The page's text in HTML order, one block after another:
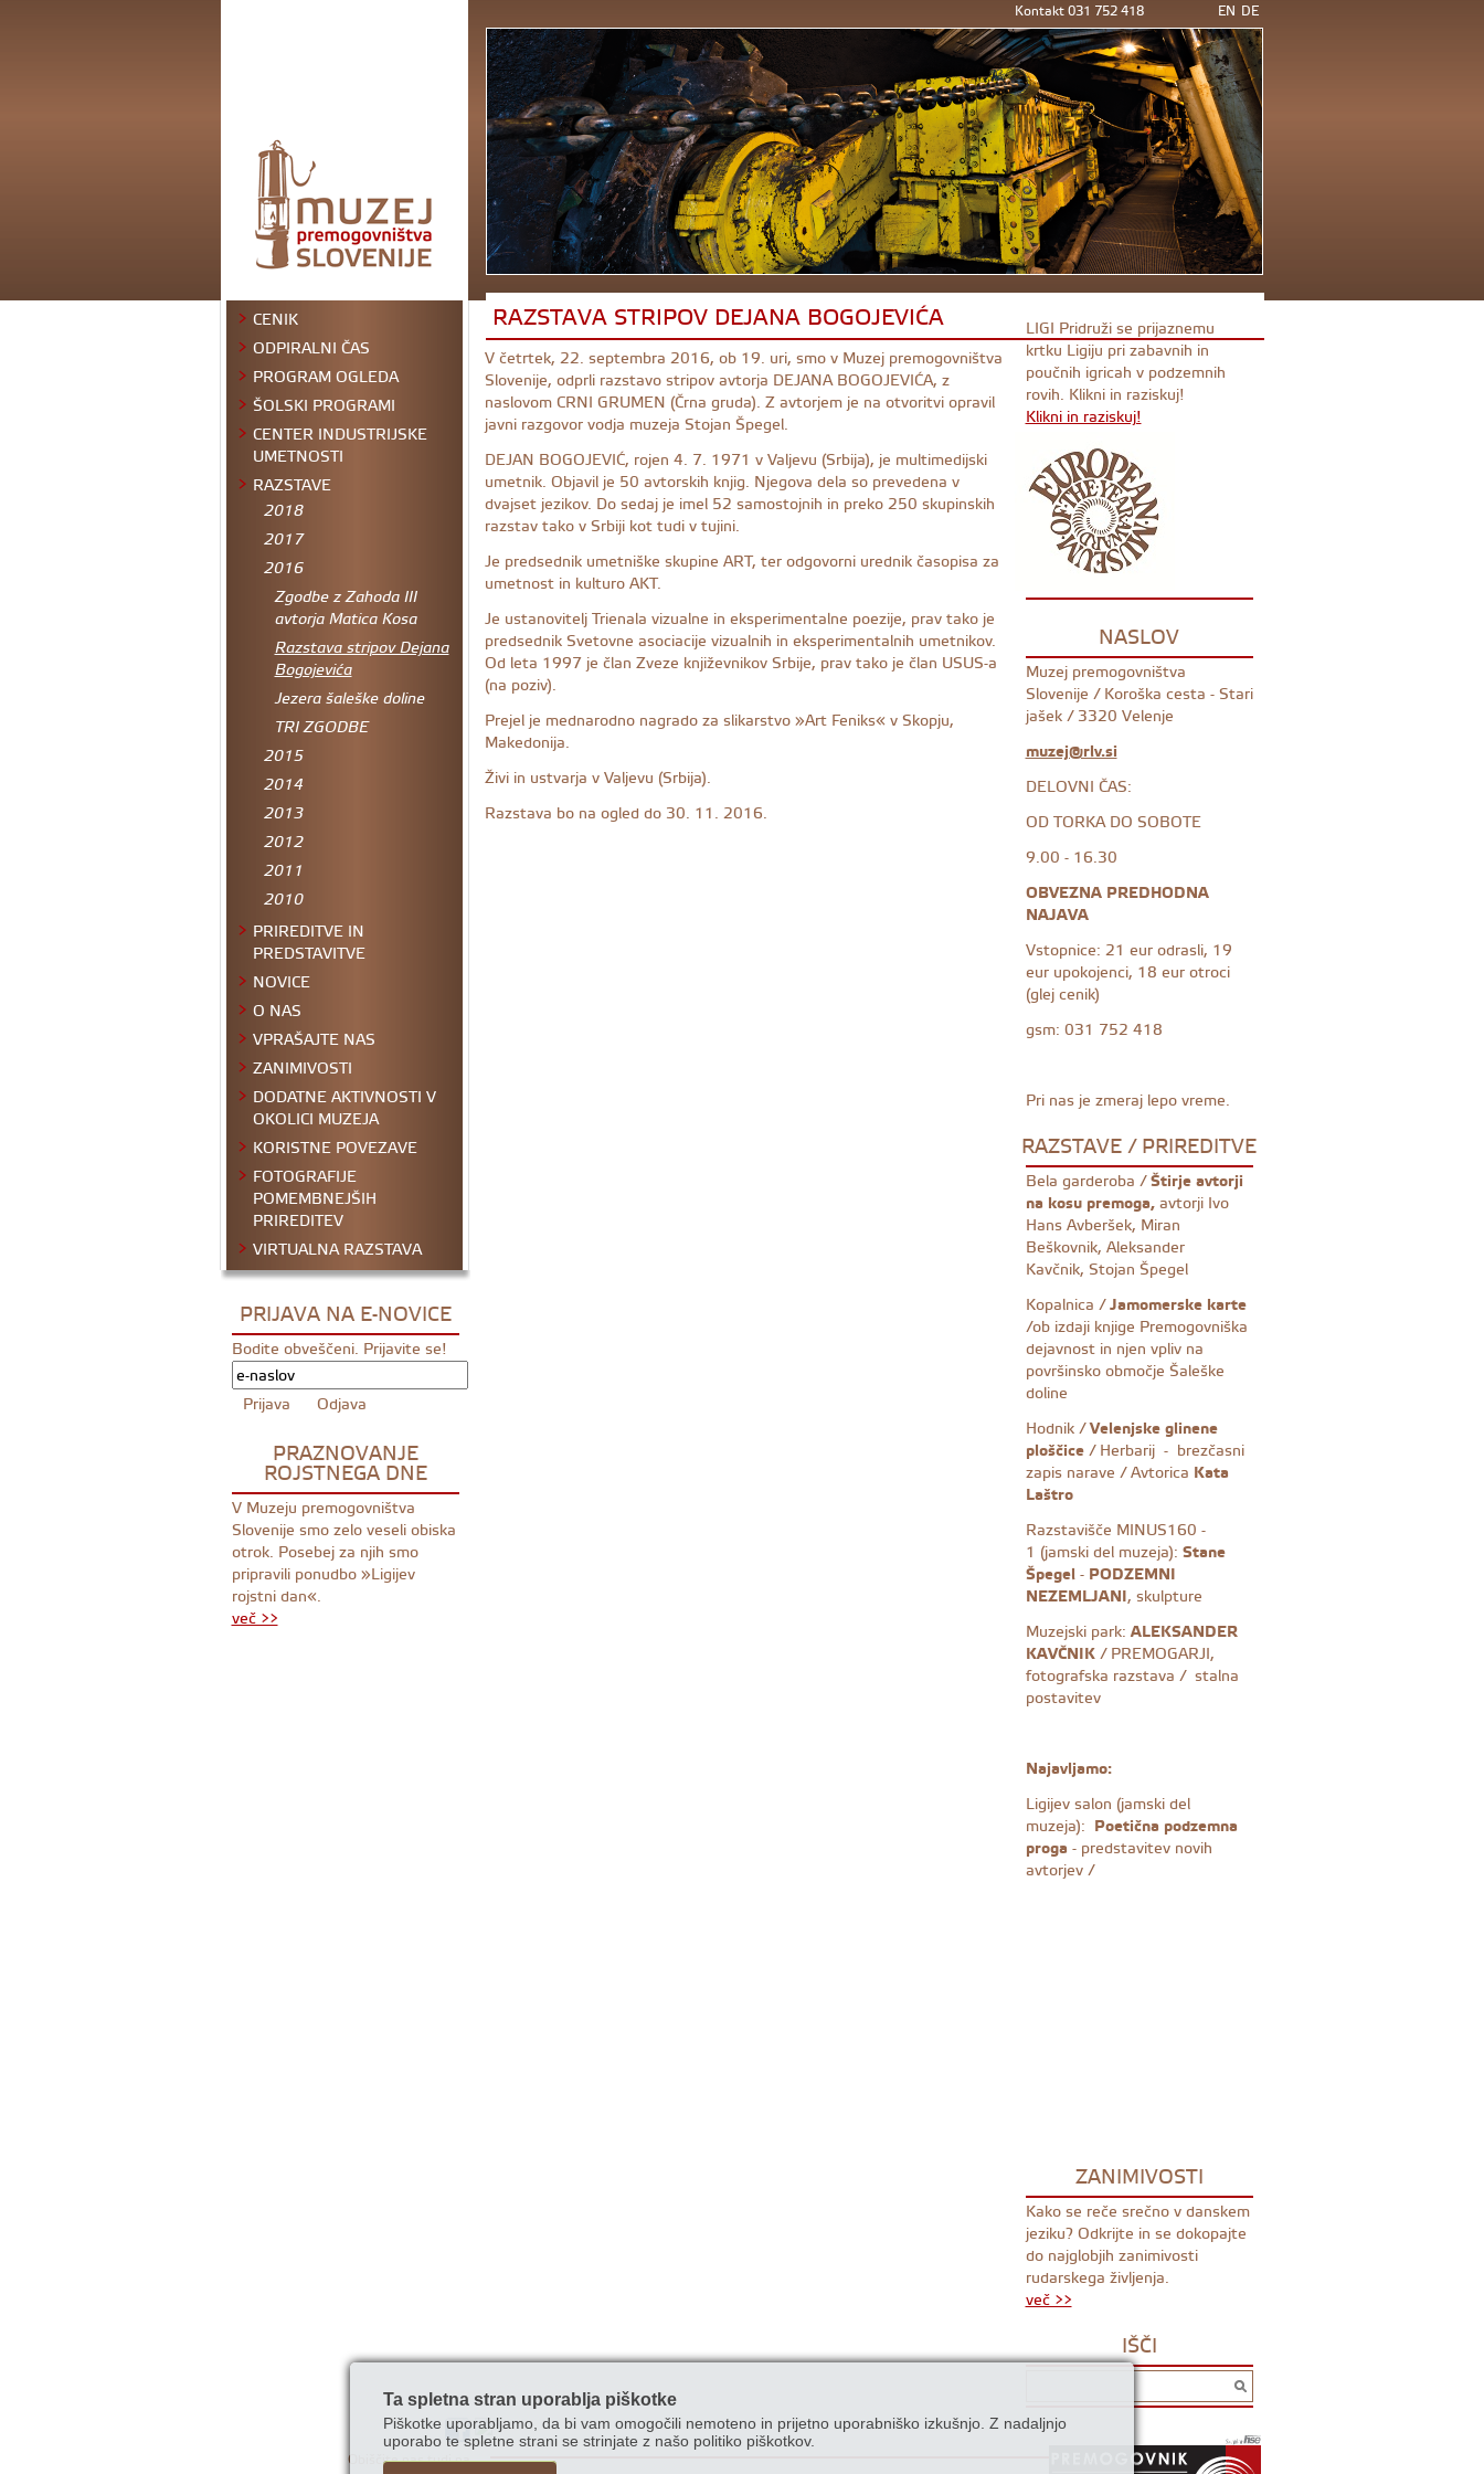
Ta spletna stran uporablja piškotke
Piškotke uporabljamo, da bi vam omogočili nemoteno in prijetno uporabniško izkušnjo. Z nadaljnjo
uporabo te spletne strani se strinjate z našo politiko piškotkov.
Kontakt 031 752 418 EN DE
CENIK
ODPIRALNI ČAS
PROGRAM OGLEDA
ŠOLSKI PROGRAMI
CENTER INDUSTRIJSKE
UMETNOSTI
RAZSTAVE
2018
2017
2016
Zgodbe z Zahoda III
avtorja Matica Kosa
Razstava stripov Dejana
Bogojevića
Jezera šaleške doline
TRI ZGODBE
2015
2014
2013
2012
2011
2010
PRIREDITVE IN
PREDSTAVITVE
NOVICE
O NAS
VPRAŠAJTE NAS
ZANIMIVOSTI
DODATNE AKTIVNOSTI V
OKOLICI MUZEJA
KORISTNE POVEZAVE
FOTOGRAFIJE
POMEMBNEJŠIH
PRIREDITEV
VIRTUALNA RAZSTAVA
PRIJAVA NA E-NOVICE
Bodite obveščeni. Prijavite se!
PRAZNOVANJE
ROJSTNEGA DNE
V Muzeju premogovništva
Slovenije smo zelo veseli obiska
otrok. Posebej za njih smo
pripravili ponudbo »Ligijev
rojstni dan«.
več >>
LIGI Pridruži se prijaznemu
krtku Ligiju pri zabavnih in
poučnih igricah v podzemnih
rovih. Klikni in raziskuj!
Klikni in raziskuj!
NASLOV
Muzej premogovništva
Slovenije / Koroška cesta - Stari
jašek / 3320 Velenje
muzej@rlv.si
DELOVNI ČAS:
OD TORKA DO SOBOTE
9.00 - 16.30
OBVEZNA PREDHODNA
NAJAVA
Vstopnice: 21 eur odrasli, 19
eur upokojenci, 18 eur otroci
(glej cenik)
gsm: 031 752 418
Pri nas je zmeraj lepo vreme.
RAZSTAVE / PRIREDITVE
Bela garderoba /Štirje avtorji
na kosu premoga,avtorji Ivo
Hans Avberšek, Miran
Beškovnik, Aleksander
Kavčnik, Stojan Špegel
Kopalnica /Jamomerske karte
/ob izdaji knjige Premogovniška
dejavnost in njen vpliv na
površinsko območje Šaleške
doline
Hodnik /Velenjske glinene
ploščice/ Herbarij - brezčasni
zapis narave / Avtorica Kata
Laštro
Razstavišče MINUS160 -
1 (jamski del muzeja):Stane
Špegel-PODZEMNI
NEZEMLJANI, skulpture
Muzejski park:ALEKSANDER
KAVČNIK/ PREMOGARJI,
fotografska razstava / stalna
postavitev
Najavljamo:
Ligijev salon (jamski del
muzeja): Poetična podzemna
proga- predstavitev novih
avtorjev /
ZANIMIVOSTI
Kako se reče srečno v danskem
jeziku? Odkrijte in se dokopajte
do najglobjih zanimivosti
rudarskega življenja.
več >>
IŠČI
RAZSTAVA STRIPOV DEJANA BOGOJEVIĆA
V četrtek, 22. septembra 2016, ob 19. uri, smo v Muzej premogovništva
Slovenije, odprli razstavo stripov avtorja DEJANA BOGOJEVIĆA, z
naslovom CRNI GRUMEN (Črna gruda). Z avtorjem je na otvoritvi opravil
javni razgovor vodja muzeja Stojan Špegel.
DEJAN BOGOJEVIĆ, rojen 4. 7. 1971 v Valjevu (Srbija), je multimedijski
umetnik. Objavil je 50 avtorskih knjig. Njegova dela so prevedena v
dvajset jezikov. Do sedaj je imel 52 samostojnih in preko 250 skupinskih
razstav tako v Srbiji kot tudi v tujini.
Je predsednik umetniške skupine ART, ter odgovorni urednik časopisa za
umetnost in kulturo AKT.
Je ustanovitelj Trienala vizualne in eksperimentalne poezije, prav tako je
predsednik Svetovne asociacije vizualnih in eksperimentalnih umetnikov.
Od leta 1997 je član Zveze književnikov Srbije, prav tako je član USUS-a
(na poziv).
Prejel je mednarodno nagrado za slikarstvo »Art Feniks« v Skopju,
Makedonija.
Živi in ustvarja v Valjevu (Srbija).
Razstava bo na ogled do 30. 11. 2016.
Obiščite nas tudi na